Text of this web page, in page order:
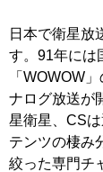
日本で衛星放
す。91年には
「WOWOW
ナログ放送が
星衛星、CS
テンツの棲み
絞った専門チ